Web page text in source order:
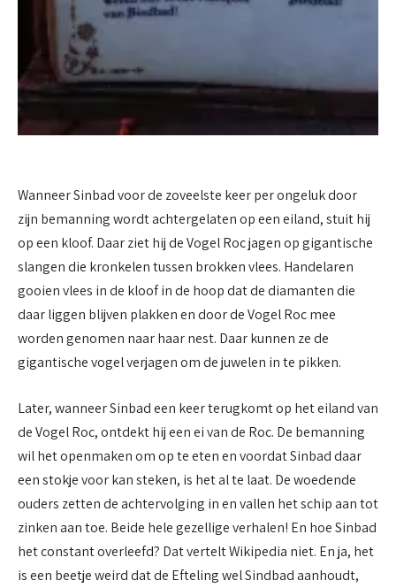
Wanneer Sinbad voor de zoveelste keer per ongeluk door
zijn bemanning wordt achtergelaten op een eiland, stuit hij
op een kloof. Daar ziet hij de Vogel Roc jagen op gigantische
slangen die kronkelen tussen brokken vlees. Handelaren
gooien vlees in de kloof in de hoop dat de diamanten die
daar liggen blijven plakken en door de Vogel Roc mee
worden genomen naar haar nest. Daar kunnen ze de
gigantische vogel verjagen om de juwelen in te pikken.
Later, wanneer Sinbad een keer terugkomt op het eiland van
de Vogel Roc, ontdekt hij een ei van de Roc. De bemanning
wil het openmaken om op te eten en voordat Sinbad daar
een stokje voor kan steken, is het al te laat. De woedende
ouders zetten de achtervolging in en vallen het schip aan tot
zinken aan toe. Beide hele gezellige verhalen! En hoe Sinbad
het constant overleefd? Dat vertelt Wikipedia niet. En ja, het
is een beetje weird dat de Efteling wel Sindbad aanhoudt,